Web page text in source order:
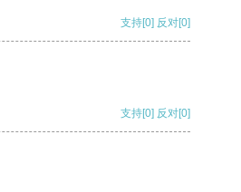
支持[0] 反对[0]
支持[0] 反对[0]